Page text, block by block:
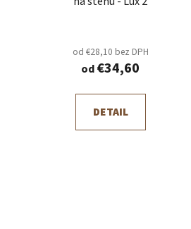
od €28,10 bez DPH
od€34,60
DETAIL